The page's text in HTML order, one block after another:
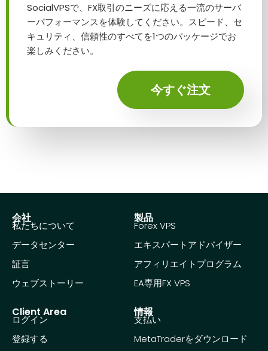
SocialVPSで、FX取引のニーズに応える一流のサーバ
ーパフォーマンスを体験してください。スピード、セ
キュリティ、信頼性のすべてを1つのパッケージでお
楽しみください。
今すぐ注文
会社
私たちについて
データセンター
証言
ウェブストーリー
製品
Forex VPS
エキスパートアドバイザー
アフィリエイトプログラム
EA専用FX VPS
Client Area
ログイン
登録する
情報
支払い
MetaTraderをダウンロード